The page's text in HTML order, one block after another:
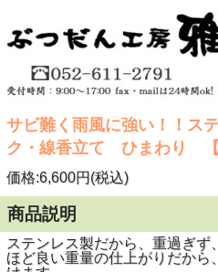
サビ難く雨風に強い！！ス
ク・線香立て ひまわり 【
価格:6,600円(税込)
商品説明
ステンレス製だから、重過ぎず
ほど良い重量の仕上がりだから